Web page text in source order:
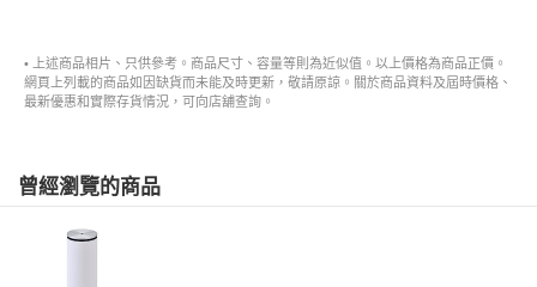
• 上述商品相片、只供參考。商品尺寸、容量等則為近似值。以上價格為商品正價。
網頁上列載的商品如因缺貨而未能及時更新，敬請原諒。關於商品資料及屆時價格、
最新優惠和實際存貨情況，可向店舖查詢。
曾經瀏覽的商品